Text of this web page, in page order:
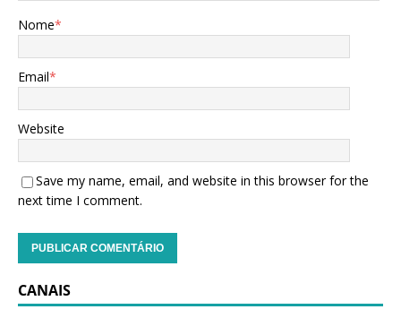
Nome*
Email*
Website
Save my name, email, and website in this browser for the
next time I comment.
CANAIS